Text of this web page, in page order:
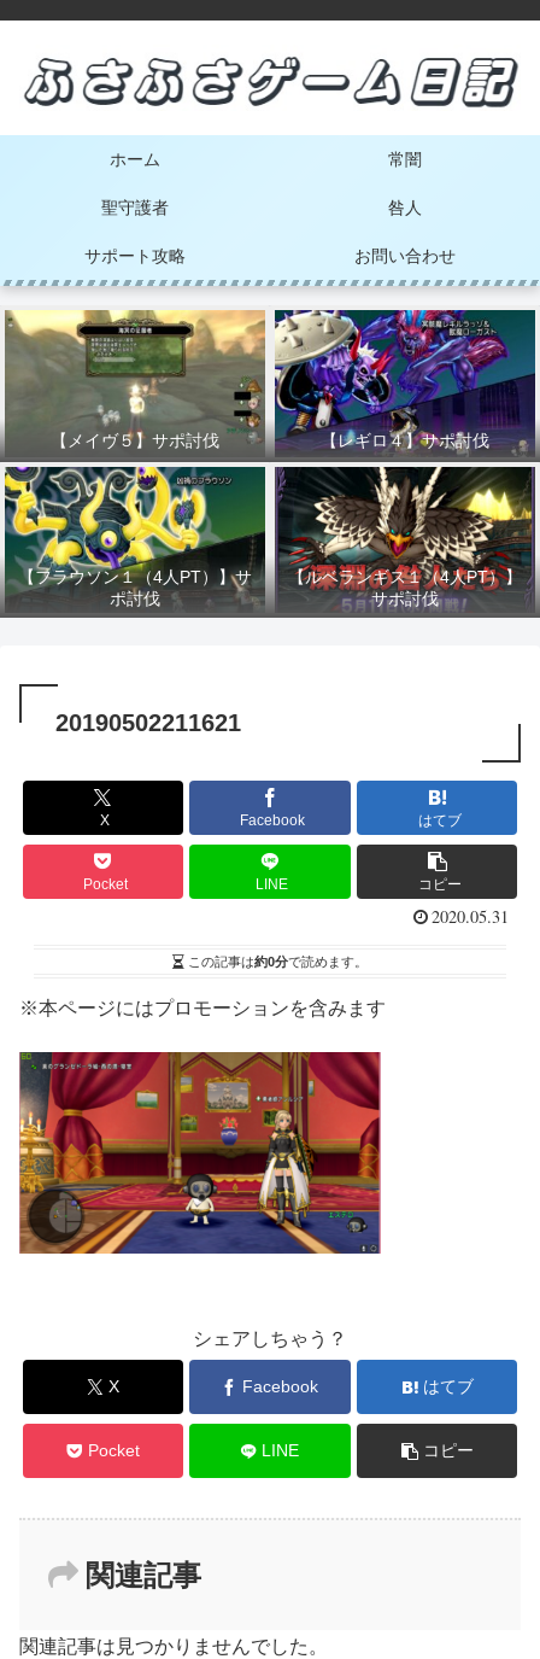
ホーム 常闇
聖守護者 咎人
サポート攻略 お問い合わせ
【メイヴ５】サポ討伐 【レギロ４】サポ討伐
【フラウソン１（4人PT）】サ
ポ討伐
【ルベランギス１（4人PT）】
サポ討伐
20190502211621
X Facebook はてブ
Pocket LINE コピー
2020.05.31
この記事は約0分で読めます。
※本ページにはプロモーションを含みます
シェアしちゃう？
X Facebook はてブ
Pocket LINE コピー
関連記事
関連記事は見つかりませんでした。